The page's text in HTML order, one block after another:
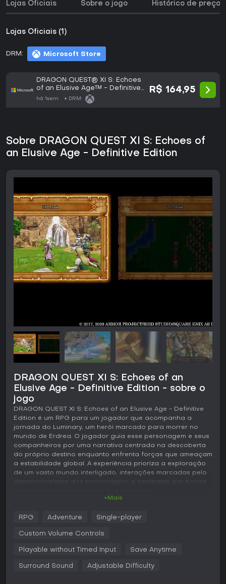
Lojas Oficiais Sobre o jogo Histórico de preços
Lojas Oficiais (1)
DRM: Microsoft Store
DRAGON QUEST® XI S: Echoes
of an Elusive Age™ - Definitive
Edition
há 1sem DRM:
R$ 164,95
Sobre DRAGON QUEST XI S: Echoes of
an Elusive Age - Definitive Edition
DRAGON QUEST XI S: Echoes of an
Elusive Age - Definitive Edition - sobre o
jogo
DRAGON QUEST XI S: Echoes of an Elusive Age - Definitive
Edition é um RPG para um jogador que acompanha a
jornada do Luminary, um herói marcado para morrer no
mundo de Erdrea. O jogador guia esse personagem e seus
companheiros por uma narrativa centrada na descoberta
do próprio destino enquanto enfrenta forças que ameaçam
a estabilidade global. A experiência prioriza a exploração
de um vasto mundo interligado, interações marcadas pelo
desenvolvimento dos personagens e combates por turnos
O ciclo principal envolve percorrer diferentes regiões,
participar de batalhas e avançar na história principal, além
pé, mas mais tarde o jogador libera o uso de cavalos e
permitem ataques em campo para ganhar experiência. O
+Mais
RPG Adventure Single-player
Custom Volume Controls
Playable without Timed Input Save Anytime
Surround Sound Adjustable Difficulty